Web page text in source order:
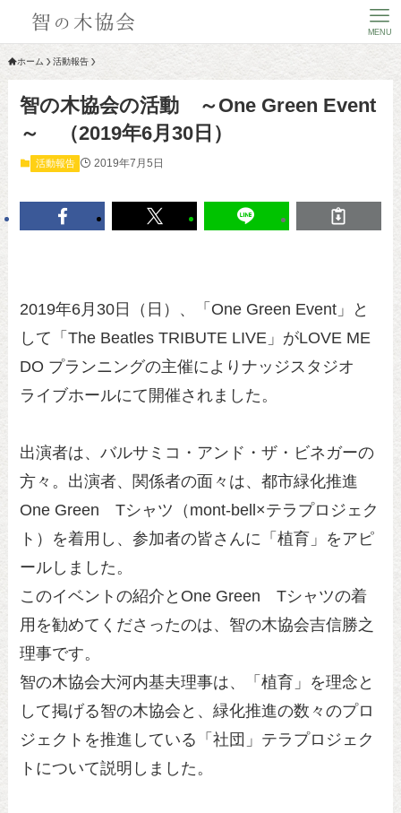
MENU
ホーム 活動報告
智の木協会の活動 ～One Green Event
～ （2019年6月30日）
活動報告 2019年7月5日
2019年6月30日（日）、「One Green Event」と
して「The Beatles TRIBUTE LIVE」がLOVE ME
DO プランニングの主催によりナッジスタジオ
ライブホールにて開催されました。
出演者は、バルサミコ・アンド・ザ・ビネガーの
方々。出演者、関係者の面々は、都市緑化推進
One Green Tシャツ（mont-bell×テラプロジェク
ト）を着用し、参加者の皆さんに「植育」をアピ
ールしました。
このイベントの紹介とOne Green Tシャツの着
用を勧めてくださったのは、智の木協会吉信勝之
理事です。
智の木協会大河内基夫理事は、「植育」を理念と
して掲げる智の木協会と、緑化推進の数々のプロ
ジェクトを推進している「社団」テラプロジェク
トについて説明しました。